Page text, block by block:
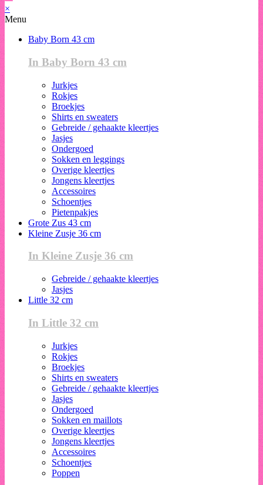
×
Menu
Baby Born 43 cm
In Baby Born 43 cm
Jurkjes
Rokjes
Broekjes
Shirts en sweaters
Gebreide / gehaakte kleertjes
Jasjes
Ondergoed
Sokken en leggings
Overige kleertjes
Jongens kleertjes
Accessoires
Schoentjes
Pietenpakjes
Grote Zus 43 cm
Kleine Zusje 36 cm
In Kleine Zusje 36 cm
Gebreide / gehaakte kleertjes
Jasjes
Little 32 cm
In Little 32 cm
Jurkjes
Rokjes
Broekjes
Shirts en sweaters
Gebreide / gehaakte kleertjes
Jasjes
Ondergoed
Sokken en maillots
Overige kleertjes
Jongens kleertjes
Accessoires
Schoentjes
Poppen